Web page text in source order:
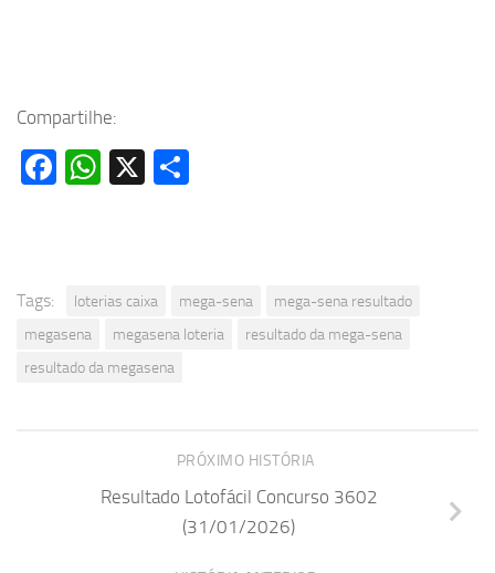
Compartilhe:
Facebook
WhatsApp
X
Tags: loterias caixa mega-sena
mega-sena resultado
megasena
megasena loteria
resultado da mega-sena
resultado da megasena
PRÓXIMO HISTÓRIA
Resultado Lotofácil Concurso 3602
(31/01/2026)